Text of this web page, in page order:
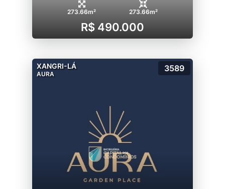
273.66m² 273.66m²
R$ 490.000
XANGRI-LÁ
AURA
3589